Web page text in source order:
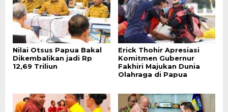
Nilai Otsus Papua Bakal
Dikembalikan jadi Rp
12,69 Triliun
Erick Thohir Apresiasi
Komitmen Gubernur
Fakhiri Majukan Dunia
Olahraga di Papua